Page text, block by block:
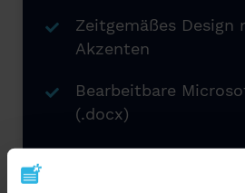
Zeitgemäßes
Akzenten
Bearbeitbare
(.docx)